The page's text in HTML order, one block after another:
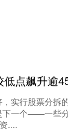
实行股票分拆
下一个——一些
....